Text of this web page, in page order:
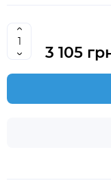
3 105